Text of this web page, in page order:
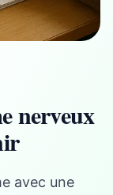
nerveux
avec une